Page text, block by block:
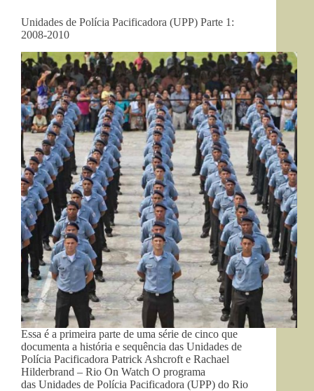
Unidades de Polícia Pacificadora (UPP) Parte 1:
2008-2010
Essa é a primeira parte de uma série de cinco que
documenta a história e sequência das Unidades de
Polícia Pacificadora Patrick Ashcroft e Rachael
Hilderbrand – Rio On Watch O programa
das Unidades de Polícia Pacificadora (UPP) do Rio